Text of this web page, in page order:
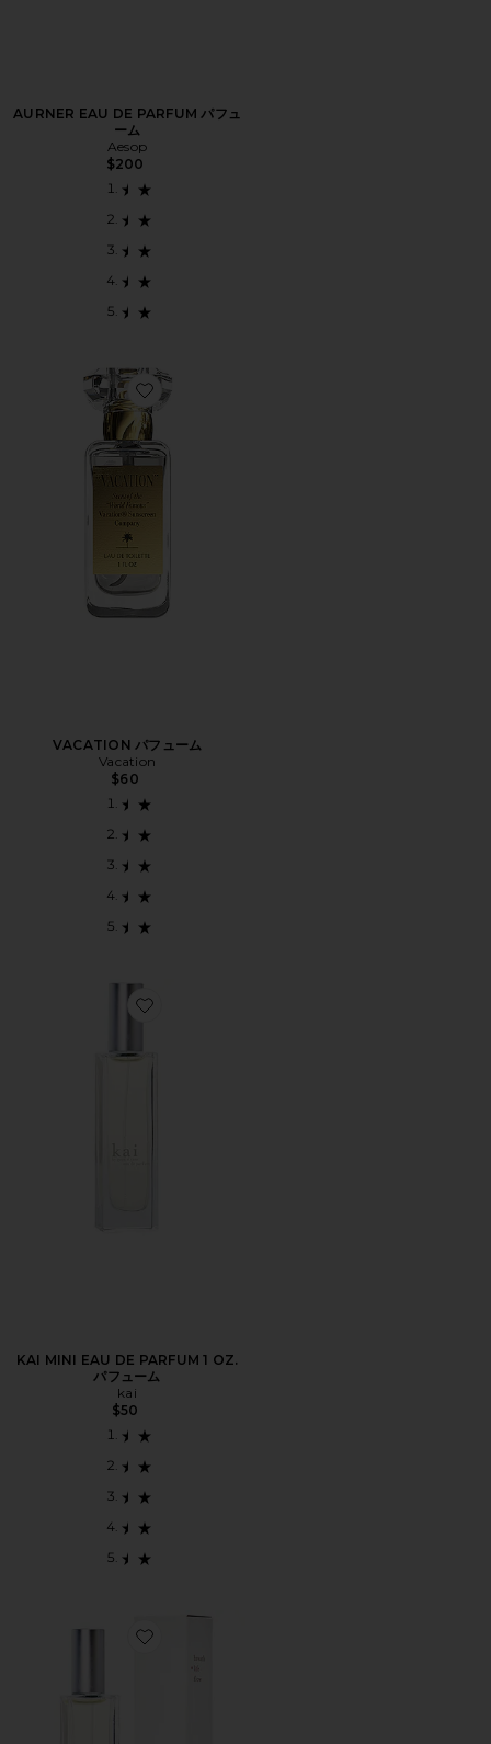
AURNER EAU DE PARFUM パフュ
ーム
Aesop
$200
Favorite VACATION パフューム
VACATION パフューム
Vacation
$60
Favorite KAI MINI EAU DE PARFUM 1 OZ. パフューム
KAI MINI EAU DE PARFUM 1 OZ.
パフューム
kai
$50
Favorite ROSE EAU DE PARFUM オードパルファム